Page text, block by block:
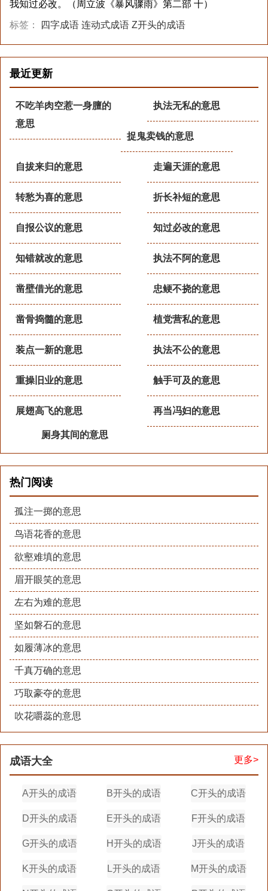
我知过必改。（周立波《暴风骤雨》第二部 十）
标签： 四字成语 连动式成语 Z开头的成语
最近更新
不吃羊肉空惹一身膻的
意思
执法无私的意思
捉鬼卖钱的意思
走遍天涯的意思
自拔来归的意思
折长补短的意思
转愁为喜的意思
知过必改的意思
自报公议的意思
执法不阿的意思
知错就改的意思
忠鲠不挠的意思
凿壁借光的意思
植党营私的意思
凿骨捣髓的意思
执法不公的意思
装点一新的意思
触手可及的意思
重操旧业的意思
再当冯妇的意思
展翅高飞的意思
厕身其间的意思
热门阅读
孤注一掷的意思
鸟语花香的意思
欲壑难填的意思
眉开眼笑的意思
左右为难的意思
坚如磐石的意思
如履薄冰的意思
千真万确的意思
巧取豪夺的意思
吹花嚼蕊的意思
成语大全 更多>
A开头的成语 B开头的成语 C开头的成语
D开头的成语 E开头的成语 F开头的成语
G开头的成语 H开头的成语 J开头的成语
K开头的成语 L开头的成语 M开头的成语